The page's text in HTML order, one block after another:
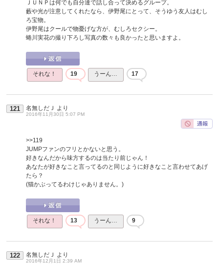
ＪＵＮＰは何でも自分達で話し合って決めるグループ。
藪や光が注意してくれたなら、伊野尾にとって、そうゆう友人はむし
ろ宝物。
伊野尾はクールで物憂げな方が、むしろセクシー。
蜷川実花の撮り下ろし写真の数々も良かったと思いますよ。
それな！ 19 うーん… 17
121 名無しだＪ より
2016年11月30日 5:07 PM
>>119
JUMPファンのフリとかないと思う。
好きなんだから味方するのは当たり前じゃん！
あなたが好きなこと言ってるのと同じように好きなこと言わせてあげ
たら？
(猫かぶってるわけじゃありません。)
それな！ 13 うーん… 9
122 名無しだＪ より
2016年12月1日 2:39 AM